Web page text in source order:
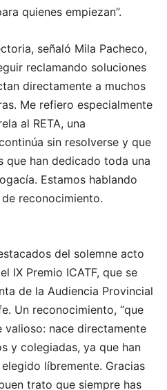
quienes empiezan”.
señaló Mila Pacheco,
reclamando soluciones
directamente a muchos
Me refiero especialmente
al RETA, una
sin resolverse y que
que han dedicado toda una
Estamos hablando
reconocimiento.
del solemne acto
IX Premio ICATF, que se
de la Audiencia Provincial
Un reconocimiento, “que
valioso: nace directamente
y colegiadas, ya que han
líbremente. Gracias
trato que siempre has